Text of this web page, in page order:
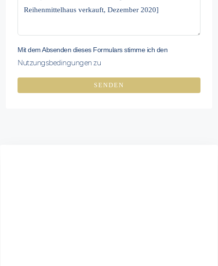
Mit dem Absenden dieses Formulars stimme ich den
Nutzungsbedingungen zu
SENDEN